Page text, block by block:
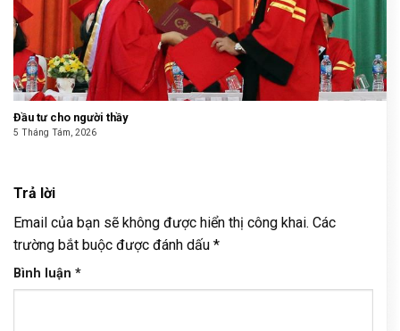
Đầu tư cho người thầy
5 Tháng Tám, 2026
Trả lời
Email của bạn sẽ không được hiển thị công khai. Các
trường bắt buộc được đánh dấu *
Bình luận *